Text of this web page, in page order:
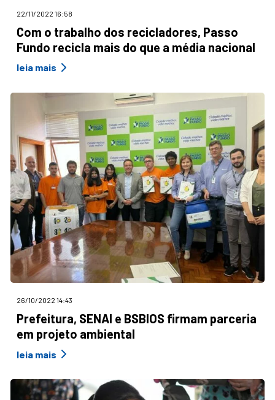
22/11/2022 16:58
Com o trabalho dos recicladores, Passo
Fundo recicla mais do que a média nacional
leia mais
26/10/2022 14:43
Prefeitura, SENAI e BSBIOS firmam parceria
em projeto ambiental
leia mais